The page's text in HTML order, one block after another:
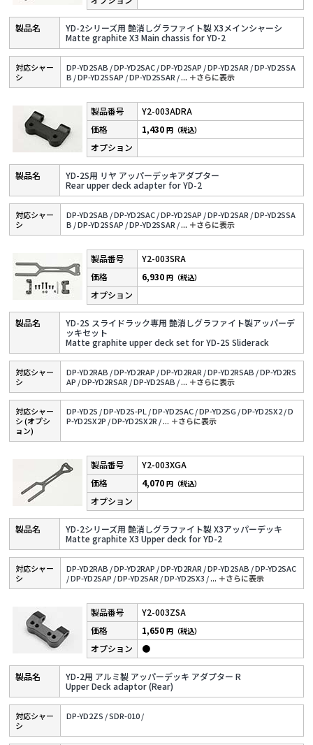
YD-2シリーズ用 艶消しグラファイト製 X3メインシャーシ
Matte graphite X3 Main chassis for YD-2
対応シャー
シ
DP-YD2SAB /DP-YD2SAC /DP-YD2SAP /DP-YD2SAR /DP-YD2SSA
B /DP-YD2SSAP /DP-YD2SSAR /... ＋さらに表⽰
Y2-003ADRA
YD-2S用 リヤ アッパーデッキアダプター
Rear upper deck adapter for YD-2
1,430円（税込）
対応シャー
シ
DP-YD2SAB /DP-YD2SAC /DP-YD2SAP /DP-YD2SAR /DP-YD2SSA
B /DP-YD2SSAP /DP-YD2SSAR /... ＋さらに表⽰
Y2-003SRA
YD-2S スライドラック専用 艶消しグラファイト製アッパーデ
ッキセット
Matte graphite upper deck set for YD-2S Sliderack
6,930円（税込）
対応シャー
シ
DP-YD2RAB /DP-YD2RAP /DP-YD2RAR /DP-YD2RSAB /DP-YD2RS
AP /DP-YD2RSAR /DP-YD2SAB /... ＋さらに表⽰
対応シャー
シ (オプシ
ョン)
DP-YD2S /DP-YD2S-PL /DP-YD2SAC /DP-YD2SG /DP-YD2SX2 /D
P-YD2SX2P /DP-YD2SX2R /... ＋さらに表⽰
Y2-003XGA
YD-2シリーズ用 艶消しグラファイト製 X3アッパーデッキ
Matte graphite X3 Upper deck for YD-2
4,070円（税込）
対応シャー
シ
DP-YD2RAB /DP-YD2RAP /DP-YD2RAR /DP-YD2SAB /DP-YD2SAC
/DP-YD2SAP /DP-YD2SAR /DP-YD2SX3 /... ＋さらに表⽰
Y2-003ZSA
YD-2用 アルミ製 アッパーデッキ アダプター R
Upper Deck adaptor (Rear)
1,650円（税込）
●
対応シャー
シ
DP-YD2ZS /SDR-010 /